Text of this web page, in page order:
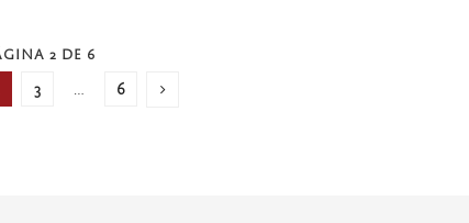
2 DE 6
3 6